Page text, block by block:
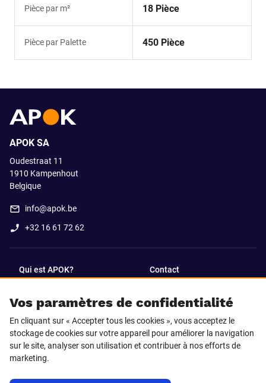
Pièce par m² 18 Pièce
Pièce par Palette 450 Pièce
Vos paramètres de confidentialité
En cliquant sur « Accepter tous les cookies », vous acceptez le
stockage de cookies sur votre appareil pour améliorer la navigation
sur le site, analyser son utilisation et contribuer à nos efforts de
marketing.
APOK SA
Oudestraat 11
1910 Kampenhout
Belgique
info@apok.be
+32 16 61 72 62
Qui est APOK? Contact
SUIVEZ-NOUS SUR
Facebook LinkedIn